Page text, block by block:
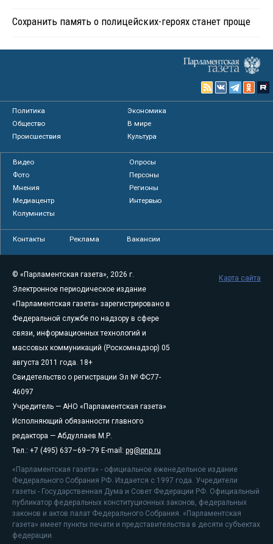
Сохранить память о полицейских-героях станет проще
Политика
Экономика
Общество
В мире
Происшествия
Культура
Видео
Опросы
Фото
Персоны
Мнения
Регионы
Медиацентр
Интервью
Колумнисты
Контакты Реклама Вакансии
© «Парламентская газета», 2026 г.
Электронное периодическое издание
«Парламентская газета» зарегистрировано в
Федеральной службе по надзору в сфере
связи, информационных технологий и
массовых коммуникаций (Роскомнадзор) 05
августа 2011 года. 18+
Свидетельство о регистрации Эл № ФС77-
46097
Учредитель — АНО «Парламентская газета»
Исполняющий обязанности главного
редактора — Абдуллаев М.Р.
Тел.: +7 (495) 637–69–79 E-mail: pg@pnp.ru
«Парламентская газета» - официальное еженедельное издание
Федерального Собрания РФ. Издается с 1997 года. Учредители
газеты - Государственная Дума и Совет Федерации РФ. Официальный
публикатор федеральных конституционных законов, федеральных
законов и актов палат Федерального Собрания. «Парламентская
газета» имеет пункты печати и представительства в десяти субъектах
федерации.
Карта сайта